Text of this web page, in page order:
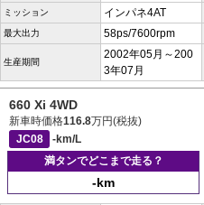
ミッション インパネ4AT
最大出力 58ps/7600rpm
生産期間
2002年05月～200
3年07月
660 Xi 4WD
新車時価格116.8万円(税抜)
JC08
-km/L
満タンでどこまで走る？
-km